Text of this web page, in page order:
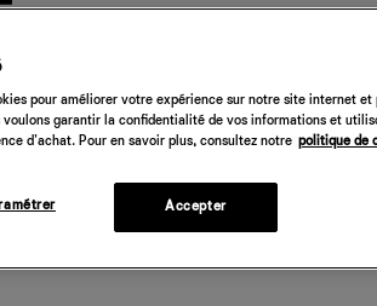
pour améliorer votre expérience sur notre site internet et
garantir la confidentialité de vos informations et
d'achat. Pour en savoir plus, consultez notre politique de
Accepter